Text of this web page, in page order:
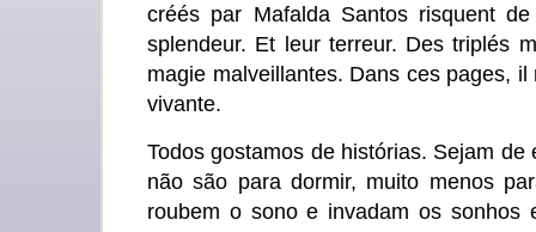
créés par Mafalda Santos risquent
splendeur. Et leur terreur. Des triplés
magie malveillantes. Dans ces pages,
vivante.
Todos gostamos de histórias. Sejam
não são para dormir, muito menos
roubem o sono e invadam os sonhos